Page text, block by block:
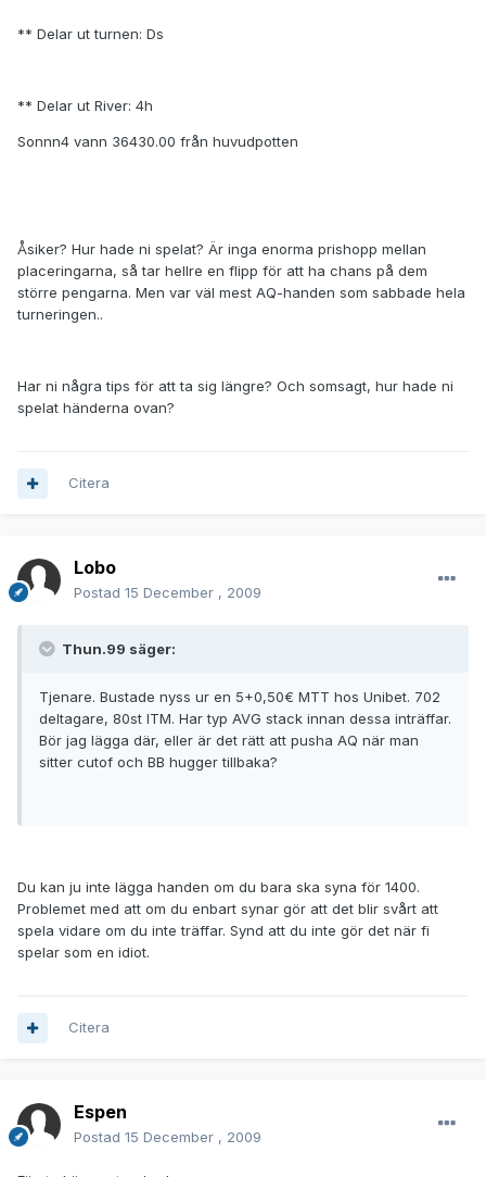
** Delar ut turnen: Ds
** Delar ut River: 4h
Sonnn4 vann 36430.00 från huvudpotten
Åsiker? Hur hade ni spelat? Är inga enorma prishopp mellan
placeringarna, så tar hellre en flipp för att ha chans på dem
större pengarna. Men var väl mest AQ-handen som sabbade hela
turneringen..
Har ni några tips för att ta sig längre? Och somsagt, hur hade ni
spelat händerna ovan?
Citera
Lobo
Postad 15 December , 2009
Thun.99 säger:
Tjenare. Bustade nyss ur en 5+0,50€ MTT hos Unibet. 702
deltagare, 80st ITM. Har typ AVG stack innan dessa inträffar.
Bör jag lägga där, eller är det rätt att pusha AQ när man
sitter cutof och BB hugger tillbaka?
Du kan ju inte lägga handen om du bara ska syna för 1400.
Problemet med att om du enbart synar gör att det blir svårt att
spela vidare om du inte träffar. Synd att du inte gör det när fi
spelar som en idiot.
Citera
Espen
Postad 15 December , 2009